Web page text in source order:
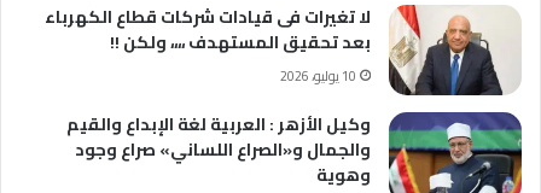
لا تغيرات فى قيادات شركات قطاع الكهرباء
بعد تحقيق المستهدف ،،،، ولكن !!
10 يوليو، 2026
وكيل الأزهر : العربية لغة الإبداع والقيم
والجمال و«الصراع اللساني» صراع وجود
وهوية